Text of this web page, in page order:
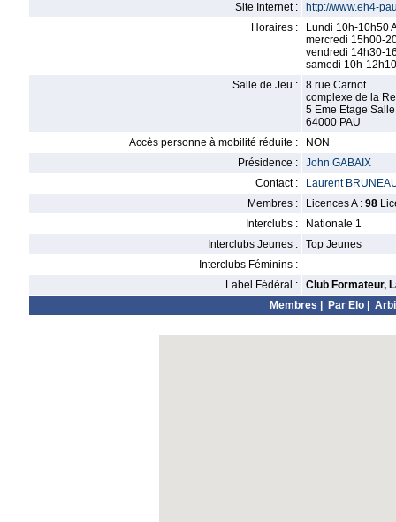
Site Internet :
http://www.eh4-
Horaires :
Lundi 10h-10h50
mercredi 15h00-
vendredi 14h30-
samedi 10h-
Salle de Jeu :
8 rue Carnot
complexe de la
5 Eme Etage
64000 PAU
Accès personne à mobilité réduite :
NON
Présidence :
John GABAIX
Contact :
Laurent
Membres :
Licences A : 98
Interclubs :
Nationale 1
Interclubs Jeunes :
Top Jeunes
Interclubs Féminins :
Label Fédéral :
Club Formateur,
Membres
Par Elo